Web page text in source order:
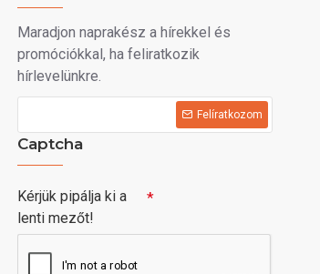
Maradjon naprakész a hírekkel és
promóciókkal, ha feliratkozik
hírlevelünkre.
Felíratkozom
Captcha
Kérjük pipálja ki a
lenti mezőt!